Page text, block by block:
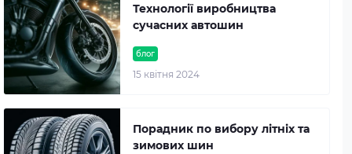
блог
15 квітня 2024
Технології виробництва
сучасних автошин
Порадник по вибору літніх та
зимових шин